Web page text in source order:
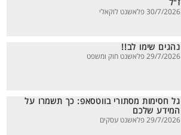
ז"ל
30/7/2026 פלאשנט לוקאלי
נהגים שימו לב!!
29/7/2026 פלאשנט חוק ומשפט
גל חסימות מסתורי בווטסאפ: כך תשמרו על
המידע שלכם
29/7/2026 פלאשנט עסקים